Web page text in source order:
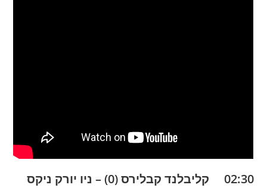
02:30 קליבלנד קבלירס (0) – ניו יורק ניקס